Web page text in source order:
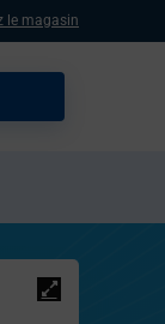
le magasin